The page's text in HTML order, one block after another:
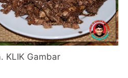
KLIK Gambar